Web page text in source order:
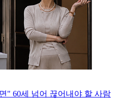
" 60세 넘어 끊어내야 할 사람